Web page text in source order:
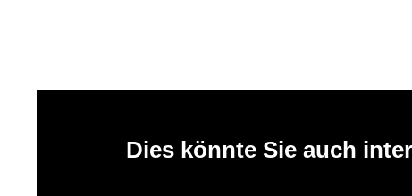
Dies könnte Sie auch